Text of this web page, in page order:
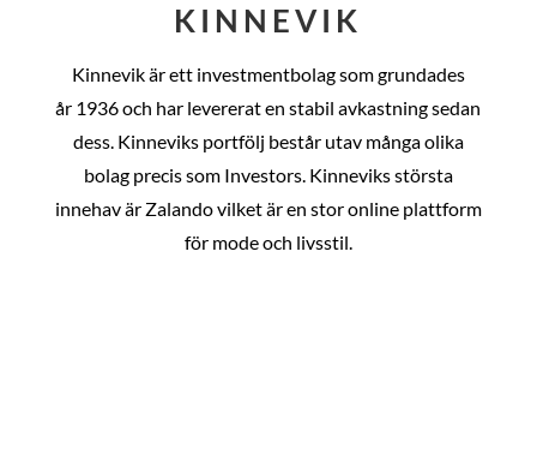
KINNEVIK
Kinnevik är ett investmentbolag som grundades
år 1936 och har levererat en stabil avkastning sedan
dess. Kinneviks portfölj består utav många olika
bolag precis som Investors. Kinneviks största
innehav är Zalando vilket är en stor online plattform
för mode och livsstil.